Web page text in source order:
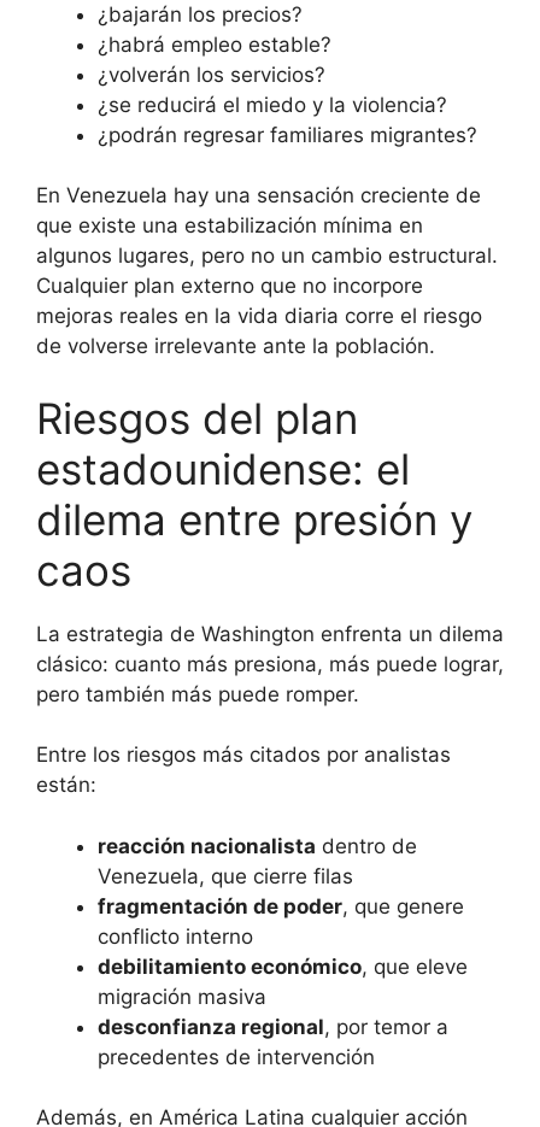
¿bajarán los precios?
¿habrá empleo estable?
¿volverán los servicios?
¿se reducirá el miedo y la violencia?
¿podrán regresar familiares migrantes?
En Venezuela hay una sensación creciente de
que existe una estabilización mínima en
algunos lugares, pero no un cambio estructural.
Cualquier plan externo que no incorpore
mejoras reales en la vida diaria corre el riesgo
de volverse irrelevante ante la población.
Riesgos del plan
estadounidense: el
dilema entre presión y
caos
La estrategia de Washington enfrenta un dilema
clásico: cuanto más presiona, más puede lograr,
pero también más puede romper.
Entre los riesgos más citados por analistas
están:
reacción nacionalista dentro de
Venezuela, que cierre filas
fragmentación de poder, que genere
conflicto interno
debilitamiento económico, que eleve
migración masiva
desconfianza regional, por temor a
precedentes de intervención
Además, en América Latina cualquier acción